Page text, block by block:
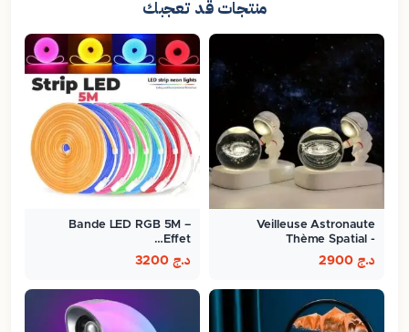
منتجات قد تعجبك
Veilleuse Astronaute
Thème Spatial -
ambiance…
د.ج
Bande LED RGB 5M –
Effet…
د.ج